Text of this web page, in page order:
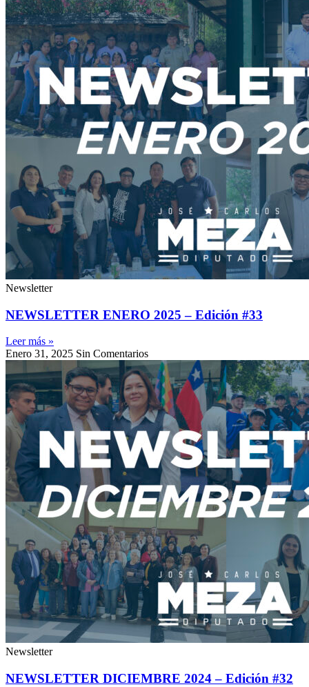
Newsletter
NEWSLETTER ENERO 2025 – Edición #33
Leer más »
Enero 31, 2025 Sin Comentarios
Newsletter
NEWSLETTER DICIEMBRE 2024 – Edición #32